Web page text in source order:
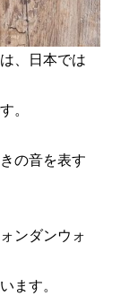
、日本では
。
の音を表す
ンダンウォ
ます。